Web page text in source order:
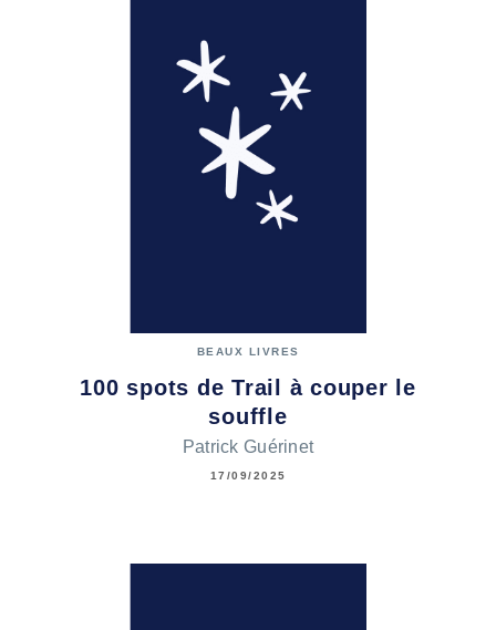
BEAUX LIVRES
100 spots de Trail à couper le
souffle
Patrick Guérinet
17/09/2025